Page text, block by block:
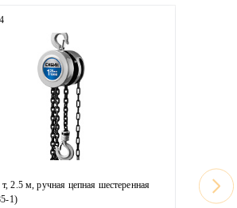
2.5 м, ручная цепная шестеренная
1)
ЗУБР 2